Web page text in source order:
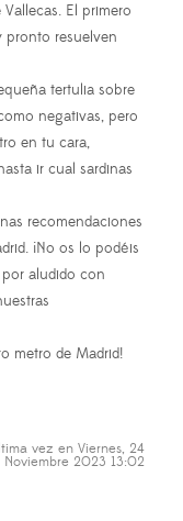
El primero
resuelven
tertulia sobre
negativas, pero
en tu cara,
ir cual sardinas
recomendaciones
¡No os lo podéis
aludido con
metro de Madrid!
vez en Viernes, 24
Noviembre 2023 13:02